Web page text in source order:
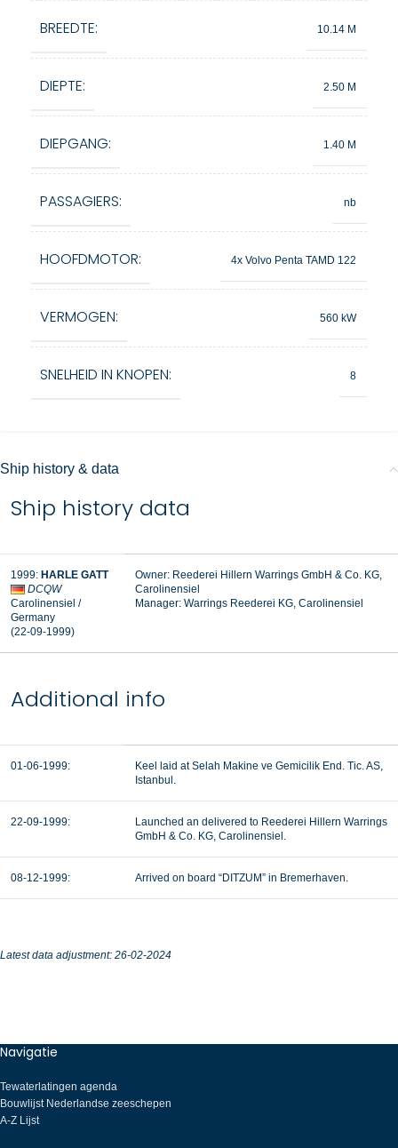
BREEDTE: 10.14 M
DIEPTE: 2.50 M
DIEPGANG: 1.40 M
PASSAGIERS: nb
HOOFDMOTOR: 4x Volvo Penta TAMD 122
VERMOGEN: 560 kW
SNELHEID IN KNOPEN: 8
Ship history & data
Ship history data
1999: HARLE GATT
DCQW
Carolinensiel /
Germany
(22-09-1999)
Owner: Reederei Hillern Warrings GmbH & Co. KG,
Carolinensiel
Manager: Warrings Reederei KG, Carolinensiel
Additional info
01-06-1999:
Keel laid at Selah Makine ve Gemicilik End. Tic. AS,
Istanbul.
22-09-1999:
Launched an delivered to Reederei Hillern Warrings
GmbH & Co. KG, Carolinensiel.
08-12-1999: Arrived on board “DITZUM” in Bremerhaven.
Latest data adjustment: 26-02-2024
Navigatie
Tewaterlatingen agenda
Bouwlijst Nederlandse zeeschepen
A-Z Lijst